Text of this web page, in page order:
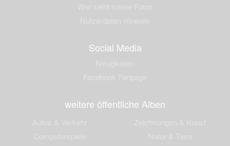
Social Media
weitere öffentliche Alben